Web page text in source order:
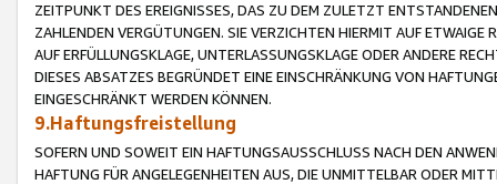
ZEITPUNKT DES EREIGNISSES, DAS ZU DEM ZULETZT
ZAHLENDEN VERGÜTUNGEN. SIE VERZICHTEN HIERMIT AUF
AUF ERFÜLLUNGSKLAGE, UNTERLASSUNGSKLAGE ODER ANDERE
DIESES ABSATZES BEGRÜNDET EINE EINSCHRÄNKUNG VON
EINGESCHRÄNKT WERDEN KÖNNEN.
9.Haftungsfreistellung
SOFERN UND SOWEIT EIN HAFTUNGSAUSSCHLUSS NACH DEN
HAFTUNG FÜR ANGELEGENHEITEN AUS, DIE UNMITTELBAR ODER